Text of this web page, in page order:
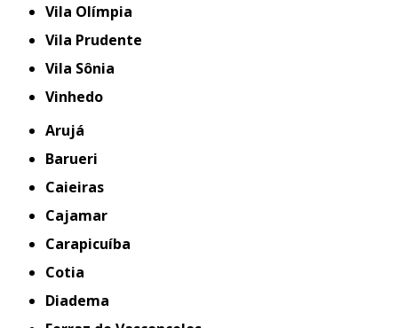
Vila Olímpia
Vila Prudente
Vila Sônia
Vinhedo
Arujá
Barueri
Caieiras
Cajamar
Carapicuíba
Cotia
Diadema